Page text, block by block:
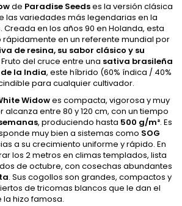
de Paradise Seedses la versión clásica
las variedades más legendarias en la
Creada en los años 90 en Holanda, esta
en un referente mundial por
de resina, su sabor clásico y su
Fruto del cruce entre una sativa brasileña
la India, este híbrido (60% índica / 40%
para cualquier cultivador.
Widowes compacta, vigorosa y muy
alcanza entre 80 y 120 cm, con un tiempo
, produciendo hasta 500 g/m². Es
muy bien a sistemas como SOG
a su crecimiento uniforme y rápido. En
los 2 metros en climas templados, lista
de octubre, con cosechas abundantes
. Sus cogollos son grandes, compactos y
de tricomas blancos que le dan el
hizo famosa.